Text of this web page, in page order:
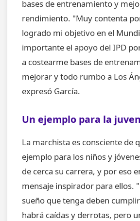
bases de entrenamiento y
rendimiento. "Muy contenta
logrado mi objetivo en el
importante el apoyo del IPD
a costearme bases de
mejorar y todo rumbo a Los
expresó García.
Un ejemplo para la
La marchista es consciente de
ejemplo para los niños y
de cerca su carrera, y por eso
mensaje inspirador para ellos.
sueño que tenga deben
habrá caídas y derrotas, pero